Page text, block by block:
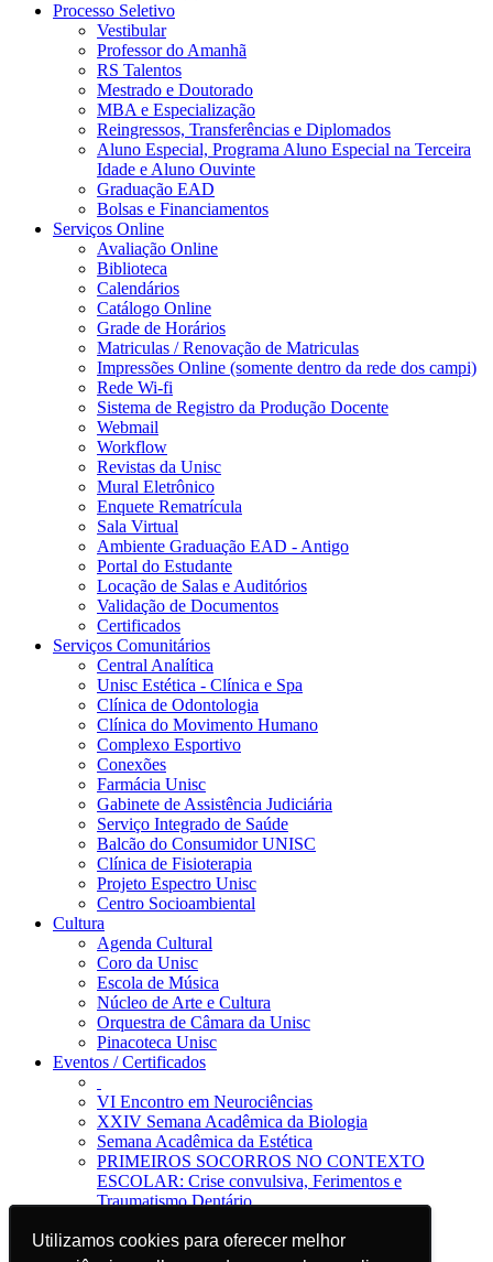
Utilizamos cookies para oferecer melhor
Utilizamos cookies para oferecer melhor
Processo Seletivo
Vestibular
Professor do Amanhã
RS Talentos
Mestrado e Doutorado
MBA e Especialização
Reingressos, Transferências e Diplomados
Aluno Especial, Programa Aluno Especial na Terceira
Idade e Aluno Ouvinte
Graduação EAD
Bolsas e Financiamentos
Serviços Online
Avaliação Online
Biblioteca
Calendários
Catálogo Online
Grade de Horários
Matriculas / Renovação de Matriculas
Impressões Online (somente dentro da rede dos campi)
Rede Wi-fi
Sistema de Registro da Produção Docente
Webmail
Workflow
Revistas da Unisc
Mural Eletrônico
Enquete Rematrícula
Sala Virtual
Ambiente Graduação EAD - Antigo
Portal do Estudante
Locação de Salas e Auditórios
Validação de Documentos
Certificados
Serviços Comunitários
Central Analítica
Unisc Estética - Clínica e Spa
Clínica de Odontologia
Clínica do Movimento Humano
Complexo Esportivo
Conexões
Farmácia Unisc
Gabinete de Assistência Judiciária
Serviço Integrado de Saúde
Balcão do Consumidor UNISC
Clínica de Fisioterapia
Projeto Espectro Unisc
Centro Socioambiental
Cultura
Agenda Cultural
Coro da Unisc
Escola de Música
Núcleo de Arte e Cultura
Orquestra de Câmara da Unisc
Pinacoteca Unisc
Eventos / Certificados
VI Encontro em Neurociências
XXIV Semana Acadêmica da Biologia
Semana Acadêmica da Estética
PRIMEIROS SOCORROS NO CONTEXTO
ESCOLAR: Crise convulsiva, Ferimentos e
Traumatismo Dentário
Jornal da Unisc